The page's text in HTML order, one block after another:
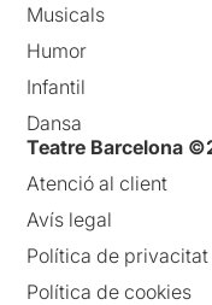
Musicals
Humor
Infantil
Dansa
Teatre Barcelona
Atenció al client
Avís legal
Política de privacitat
Política de cookies